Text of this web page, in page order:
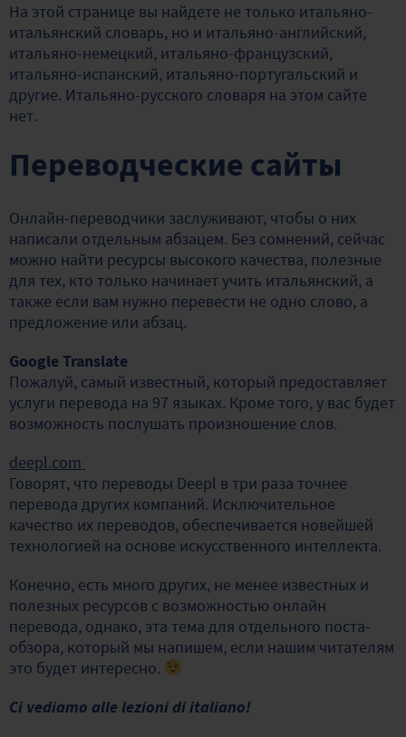
На этой странице вы найдете не только итальяно-
итальянский словарь, но и итальяно-английский,
итальяно-немецкий, итальяно-французский,
итальяно-испанский, итальяно-португальский и
другие. Итальяно-русского словаря на этом сайте
нет.
Переводческие сайты
Онлайн-переводчики заслуживают, чтобы о них
написали отдельным абзацем. Без сомнений, сейчас
можно найти ресурсы высокого качества, полезные
для тех, кто только начинает учить итальянский, а
также если вам нужно перевести не одно слово, а
предложение или абзац.
Google Translate
Пожалуй, самый известный, который предоставляет
услуги перевода на 97 языках. Кроме того, у вас будет
возможность послушать произношение слов.
deepl.com
Говорят, что переводы Deepl в три раза точнее
перевода других компаний. Исключительное
качество их переводов, обеспечивается новейшей
технологией на основе искусственного интеллекта.
Конечно, есть много других, не менее известных и
полезных ресурсов с возможностью онлайн
перевода, однако, эта тема для отдельного поста-
обзора, который мы напишем, если нашим читателям
это будет интересно.
Ci vediamo alle lezioni di italiano!